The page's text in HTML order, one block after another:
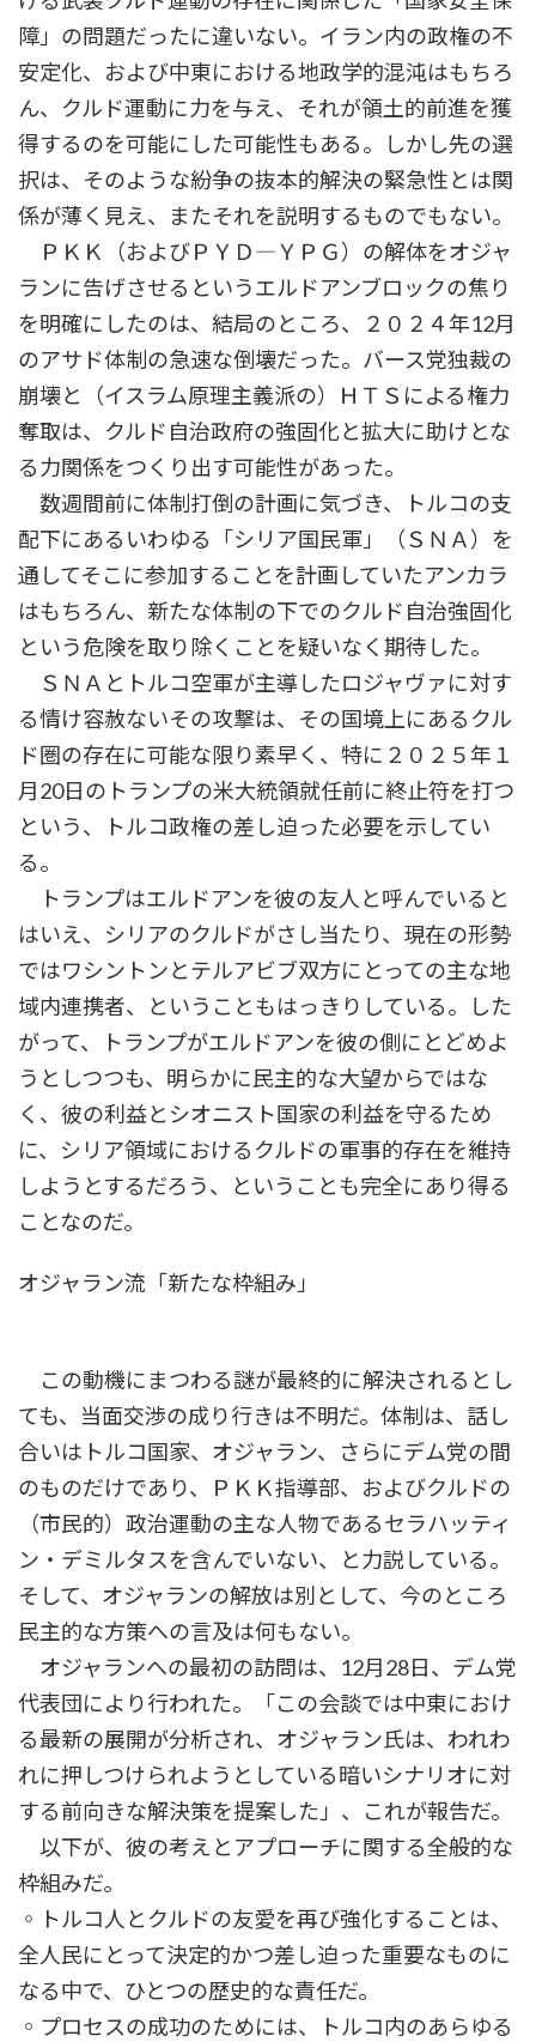
障」の問題だったに違いない。イラン内の政権の不
安定化、および中東における地政学的混沌はもちろ
ん、クルド運動に力を与え、それが領土的前進を獲
得するのを可能にした可能性もある。しかし先の選
択は、そのような紛争の抜本的解決の緊急性とは関
係が薄く見え、またそれを説明するものでもない。
ＰＫＫ（およびＰＹＤ―ＹＰＧ）の解体をオジャ
ランに告げさせるというエルドアンブロックの焦り
を明確にしたのは、結局のところ、２０２４年12月
のアサド体制の急速な倒壊だった。バース党独裁の
崩壊と（イスラム原理主義派の）ＨＴＳによる権力
奪取は、クルド自治政府の強固化と拡大に助けとな
る力関係をつくり出す可能性があった。
数週間前に体制打倒の計画に気づき、トルコの支
配下にあるいわゆる「シリア国民軍」（ＳＮＡ）を
通してそこに参加することを計画していたアンカラ
はもちろん、新たな体制の下でのクルド自治強固化
という危険を取り除くことを疑いなく期待した。
ＳＮＡとトルコ空軍が主導したロジャヴァに対す
る情け容赦ないその攻撃は、その国境上にあるクル
ド圏の存在に可能な限り素早く、特に２０２５年１
月20日のトランプの米大統領就任前に終止符を打つ
という、トルコ政権の差し迫った必要を示してい
る。
トランプはエルドアンを彼の友人と呼んでいると
はいえ、シリアのクルドがさし当たり、現在の形勢
ではワシントンとテルアビブ双方にとっての主な地
域内連携者、ということもはっきりしている。した
がって、トランプがエルドアンを彼の側にとどめよ
うとしつつも、明らかに民主的な大望からではな
く、彼の利益とシオニスト国家の利益を守るため
に、シリア領域におけるクルドの軍事的存在を維持
しようとするだろう、ということも完全にあり得る
ことなのだ。
オジャラン流「新たな枠組み」
この動機にまつわる謎が最終的に解決されるとし
ても、当面交渉の成り行きは不明だ。体制は、話し
合いはトルコ国家、オジャラン、さらにデム党の間
のものだけであり、ＰＫＫ指導部、およびクルドの
（市民的）政治運動の主な人物であるセラハッティ
ン・デミルタスを含んでいない、と力説している。
そして、オジャランの解放は別として、今のところ
民主的な方策への言及は何もない。
オジャランへの最初の訪問は、12月28日、デム党
代表団により行われた。「この会談では中東におけ
る最新の展開が分析され、オジャラン氏は、われわ
れに押しつけられようとしている暗いシナリオに対
する前向きな解決策を提案した」、これが報告だ。
以下が、彼の考えとアプローチに関する全般的な
枠組みだ。
◦トルコ人とクルドの友愛を再び強化することは、
全人民にとって決定的かつ差し迫った重要なものに
なる中で、ひとつの歴史的な責任だ。
◦プロセスの成功のためには、トルコ内のあらゆる